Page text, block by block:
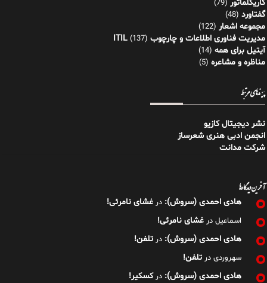
کاریکلماتور (79)
گفتاورد (48)
مجموعه اشعار (122)
مدیریت فناوری اطلاعات و چارچوب ITIL (137)
آیتیل برای همه (14)
مناظره و مشاعره (5)
پیوندهای مرتبط
نشر دیجیتال کازیو
انجمن ادبی هنری شعرساز
شرکت مدانت
آخرین دیدگاه‌ها
هادی احمدی (سروش): در غشای نامرئی!
اسماعیل در غشای نامرئی!
هادی احمدی (سروش): در تلفن!
سهروردی در تلفن!
هادی احمدی (سروش): درکسکیر!